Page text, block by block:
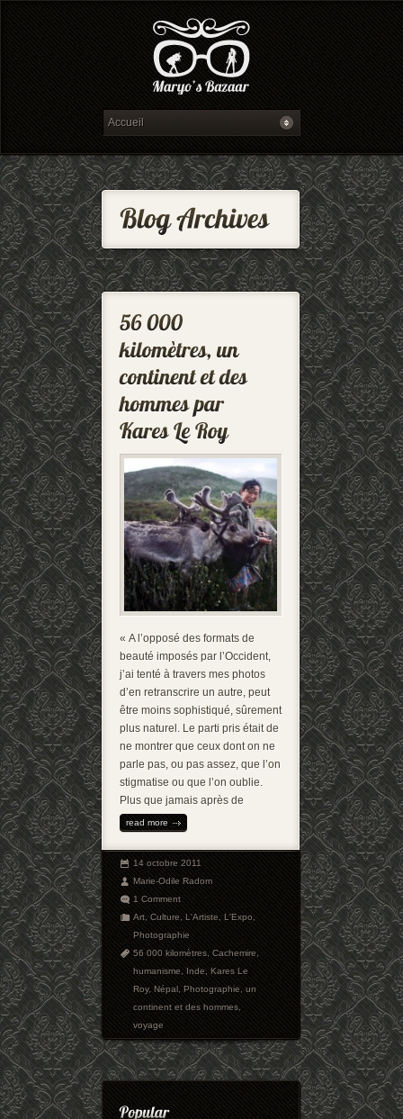
« A l’opposé des formats de
beauté imposés par l’Occident,
j’ai tenté à travers mes photos
d’en retranscrire un autre, peut
être moins sophistiqué, sûrement
plus naturel. Le parti pris était de
ne montrer que ceux dont on ne
parle pas, ou pas assez, que l’on
stigmatise ou que l’on oublie.
Plus que jamais après de
read more
14 octobre 2011
Marie-Odile Radom
1 Comment
Art,Culture,L'Artiste,L'Expo,
Photographie
56 000 kilomètres,Cachemire,
humanisme,Inde,Kares Le
Roy,Népal,Photographie,un
continent et des hommes,
voyage